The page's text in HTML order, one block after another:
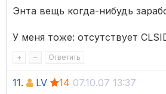
Энта вещь когда-нибудь
У меня тоже: отсутствует
+ – Ответить
11. LV 14 07.10.07 13:37